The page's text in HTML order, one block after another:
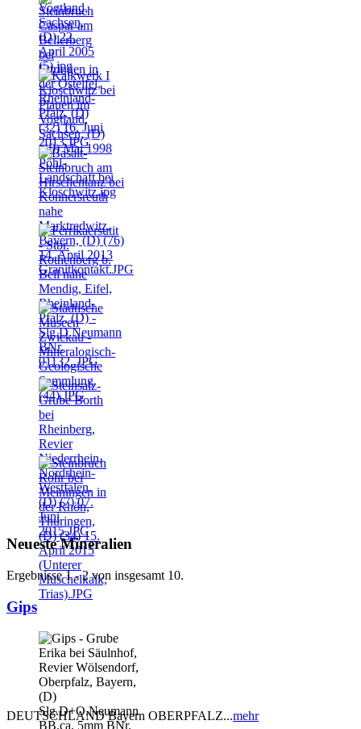
Neueste Mineralien
Ergebnisse 1 - 2 von insgesamt 10.
Gips
DEUTSCHLAND Bayern OBERPFALZ...mehr